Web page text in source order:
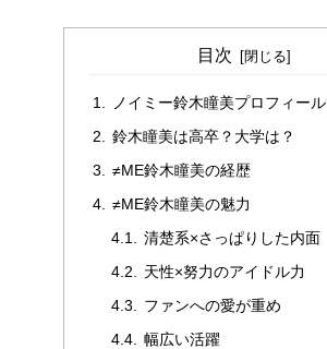
目次
ノイミー鈴木瞳美プロフィール
鈴木瞳美は高卒？大学は？
≠ME鈴木瞳美の経歴
≠ME鈴木瞳美の魅力
清楚系×さっぱりした内面
天性×努力のアイドル力
ファンへの愛が重め
幅広い活躍